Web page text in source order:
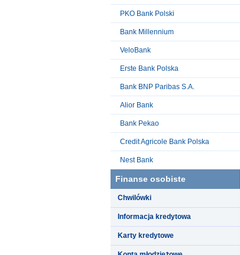
PKO Bank Polski
Bank Millennium
VeloBank
Erste Bank Polska
Bank BNP Paribas S.A.
Alior Bank
Bank Pekao
Credit Agricole Bank Polska
Nest Bank
Finanse osobiste
Chwilówki
Informacja kredytowa
Karty kredytowe